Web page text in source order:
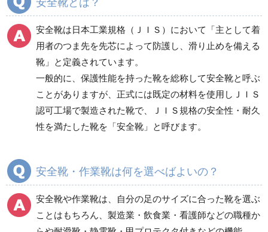
電気保守用品 ワイパー クリーンルーム対策用品
防災グッズ（防災セット） 救急医療品
健康管理器具 季節商品
商品カテゴリ一覧
一般作業安全靴・エコ
タイプ
中編上靴・長編上靴
半長靴
スニーカータイプ
一般作業安全靴・スニ
ーカー型
バンドタイプ
つま先保護性能なし
安全靴は日本工業規格（ＪＩＳ）において「主として着
用者のつま先を先芯によって防護し、滑り止めを備える
靴」と定義されています。
一般的に、保護性能を持った靴を総称して安全靴と呼ぶ
ことがありますが、正式には既定の材料を使用しＪＩＳ
認可工場で製造された靴で、ＪＩＳ規格の安全性・耐久
性を満たした靴を「安全靴」と呼びます。
安全靴・作業靴は何を選べばよいの？
安全靴や作業靴は、自分の足のサイズに合った靴を選ぶ
ことはもちろん、製造業・飲食業・看護師などの職種か